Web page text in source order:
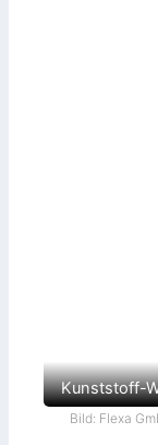
Kunststoff-
Bild: Flexa